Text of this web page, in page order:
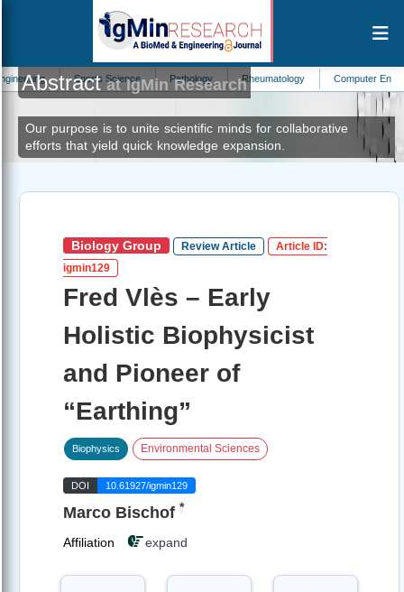
Sports Science Pathology Rheumatology Computer Engineering
Abstractat IgMin Research
Our purpose is to unite scientific minds for collaborative
efforts that yield quick knowledge expansion.
Biology Group Review Article
Article ID:
igmin129
Fred Vlès – Early
Holistic Biophysicist
and Pioneer of
“Earthing”
Biophysics Environmental Sciences
DOI 10.61927/igmin129
Marco Bischof *
Affiliation expand